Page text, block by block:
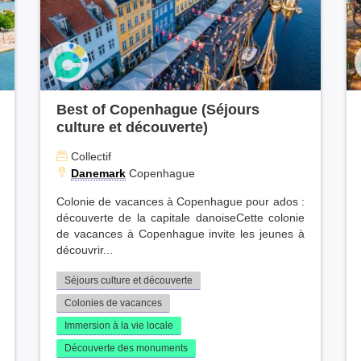
Vosges (15)
Dordogne (14)
Ille-et-Vilaine (14)
Ain (14)
Aisne (13)
Loir-et-Cher (13)
Indre (12)
Deux-Sèvres (11)
Somme (11)
Haute-Marne (10)
Ardèche (10)
Tarn (10)
Ariège (8)
Best of Copenhague (Séjours
culture et découverte)
Collectif
Danemark Copenhague
Colonie de vacances à Copenhague pour ados :
découverte de la capitale danoiseCette colonie
de vacances à Copenhague invite les jeunes à
découvrir...
Séjours culture et découverte
Colonies de vacances
Immersion à la vie locale
Découverte des monuments